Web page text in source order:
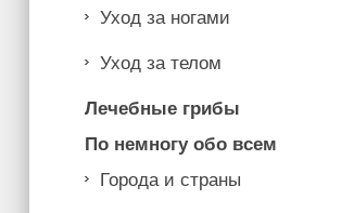
Уход за ногами
Уход за телом
Лечебные грибы
По немногу обо всем
Города и страны